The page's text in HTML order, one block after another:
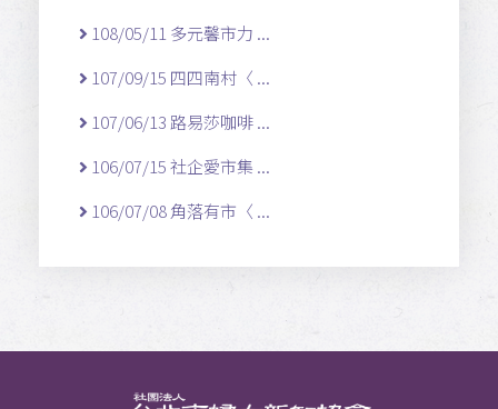
108/05/11 多元馨市力 ...
107/09/15 四四南村〈 ...
107/06/13 路易莎咖啡 ...
106/07/15 社企愛市集 ...
106/07/08 角落有市〈 ...